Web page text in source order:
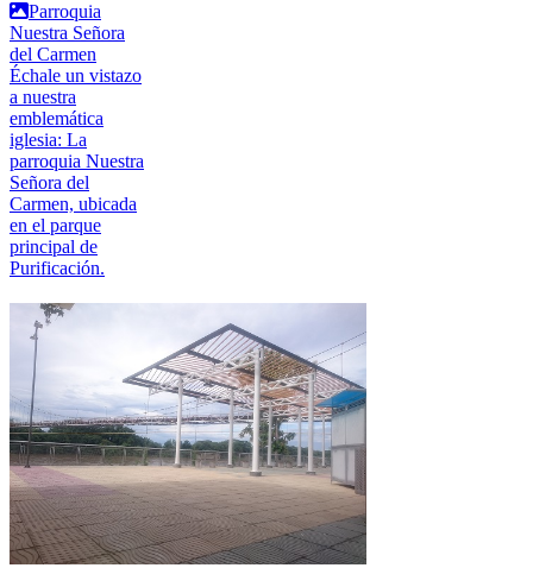
Parroquia
Nuestra Señora
del Carmen
Échale un vistazo
a nuestra
emblemática
iglesia: La
parroquia Nuestra
Señora del
Carmen, ubicada
en el parque
principal de
Purificación.